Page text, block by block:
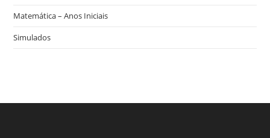
Matemática – Anos Iniciais
Simulados